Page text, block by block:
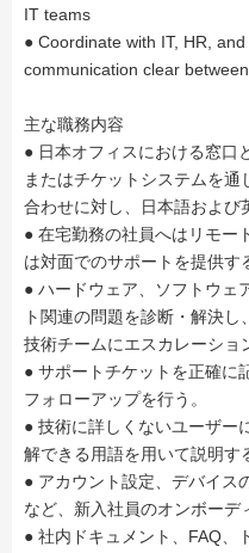
IT teams
● Coordinate with IT, HR,
communication clear
主な職務内容
● 日本オフィスにおける窓口
またはチケットシステムを
合わせに対し、日本語および
● 在宅勤務の社員へはリモー
は対面でのサポートを提供す
● ハードウェア、ソフトウェ
ト関連の問題を診断・解決
技術チームにエスカレーショ
● サポートチケットを正確に
フォローアップを行う。
● 技術に詳しくないユーザー
解できる用語を用いて説明す
● アカウント設定、デバイス
など、新入社員のオンボーデ
● 社内ドキュメント、FAQ、